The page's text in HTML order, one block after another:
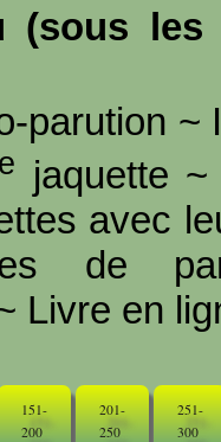
(sous
parution ~
jaquette
avec
de
Livre en
151-
200
201-
250
251-
300